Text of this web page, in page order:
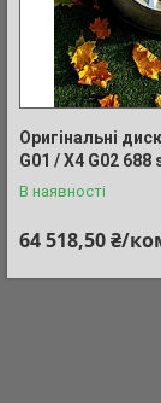
Оригінальні
G01 / X4 G02 688
В наявності
64 518,50 ₴/